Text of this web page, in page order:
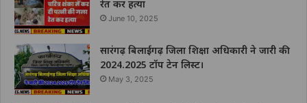
रेत कर हत्या
June 10, 2025
सारंगढ़ बिलाईगढ़ जिला शिक्षा अधिकारी ने जारी की
2024.2025 टॉप टेन लिस्ट।
May 3, 2025